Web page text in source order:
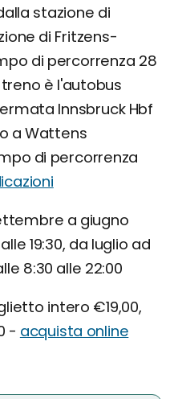
stazione di
di Fritzens-
di percorrenza 28
è l'autobus
Innsbruck Hbf
a Wattens
di percorrenza
a giugno
19:30, da luglio ad
8:30 alle 22:00
intero €19,00,
- acquista online